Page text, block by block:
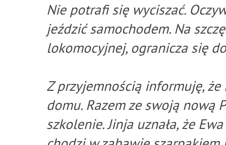
Nie potrafi się wyciszać.
jeździć samochodem. Na
lokomocyjnej, ogranicza się
Z przyjemnością informuję,
domu. Razem ze swoją nową
szkolenie. Jinja uznała, że